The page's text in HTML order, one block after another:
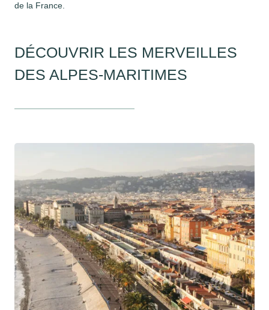
de la France.
DÉCOUVRIR LES MERVEILLES
DES ALPES-MARITIMES